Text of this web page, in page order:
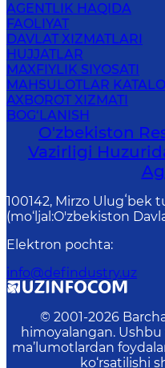
AGENTLIK HAQIDA
FAOLIYAT
DAVLAT XIZMATLARI
HUJJATLAR
MAXFIYLIK SIYOSATI
MAHSULOTLAR
AXBOROT XIZMATI
BOG‘LANISH
O'zbekiston
Vazirligi
100142, Mirzo Ulugʻbek
(mo‘ljal:O'zbekiston
Elektron pochta:
info@defindustry.uz
© 2001-2026
himoyalangan.
ma’lumotlardan
ko‘rsatilishi